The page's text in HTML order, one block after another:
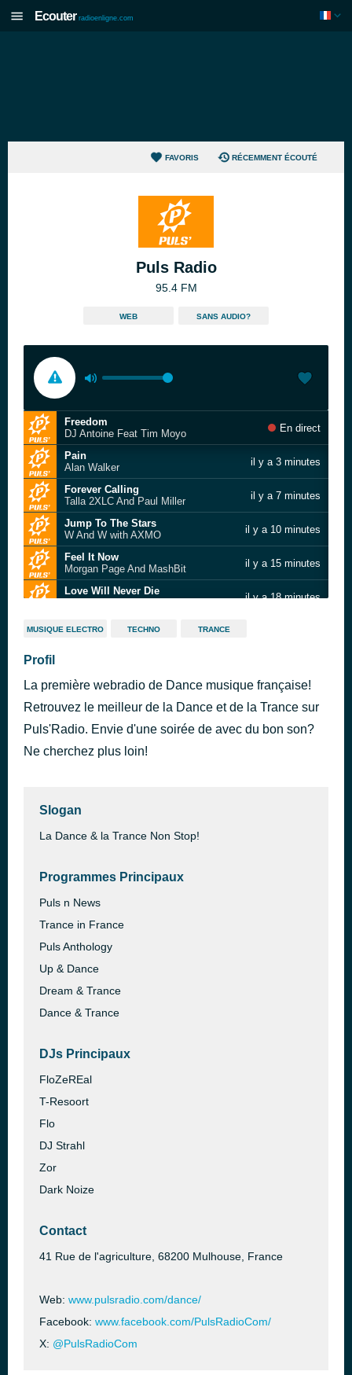
Ecouter radioenligne.com
FAVORIS RÉCEMMENT ÉCOUTÉ
Puls Radio
95.4 FM
WEB SANS AUDIO?
Freedom
DJ Antoine Feat Tim Moyo
En direct
Pain
Alan Walker
il y a 3 minutes
Forever Calling
Talla 2XLC And Paul Miller
il y a 7 minutes
Jump To The Stars
W And W with AXMO
il y a 10 minutes
Feel It Now
Morgan Page And MashBit
il y a 15 minutes
Love Will Never Die
il y a 18 minutes
Cafe del Mar
Rave Choir
Darius And Finlay x Fabio Barrini x DJane HouseKat x Gambas
Sweet
il y a 35 minutes
MUSIQUE ELECTRO TECHNO TRANCE
Profil
La première webradio de Dance musique française!
Retrouvez le meilleur de la Dance et de la Trance sur
Puls'Radio. Envie d'une soirée de avec du bon son?
Ne cherchez plus loin!
Slogan
La Dance & la Trance Non Stop!
Programmes Principaux
Puls n News
Trance in France
Puls Anthology
Up & Dance
Dream & Trance
Dance & Trance
DJs Principaux
FloZeREal
T-Resoort
Flo
DJ Strahl
Zor
Dark Noize
Contact
41 Rue de l'agriculture, 68200 Mulhouse, France
Web: www.pulsradio.com/dance/
Facebook: www.facebook.com/PulsRadioCom/
X: @PulsRadioCom